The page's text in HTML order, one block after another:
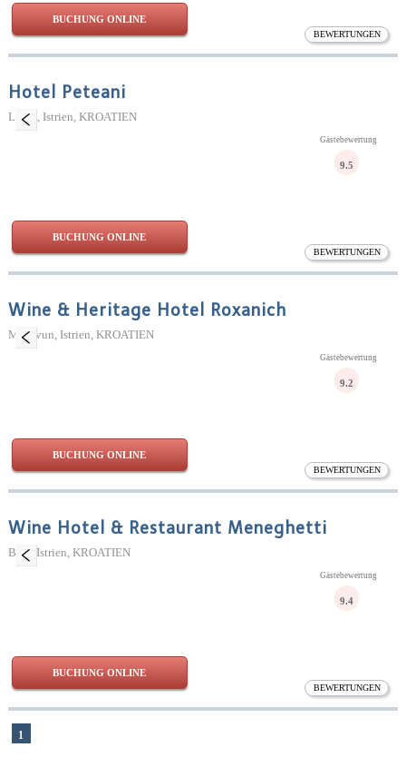
BEWERTUNGEN
BUCHUNG ONLINE
Hotel Peteani
Labin, Istrien, KROATIEN
BEWERTUNGEN
Gästebewertung
9.5
BUCHUNG ONLINE
Wine & Heritage Hotel Roxanich
Motovun, Istrien, KROATIEN
BEWERTUNGEN
Gästebewertung
9.2
BUCHUNG ONLINE
Wine Hotel & Restaurant Meneghetti
Bale, Istrien, KROATIEN
BEWERTUNGEN
Gästebewertung
9.4
BUCHUNG ONLINE
1